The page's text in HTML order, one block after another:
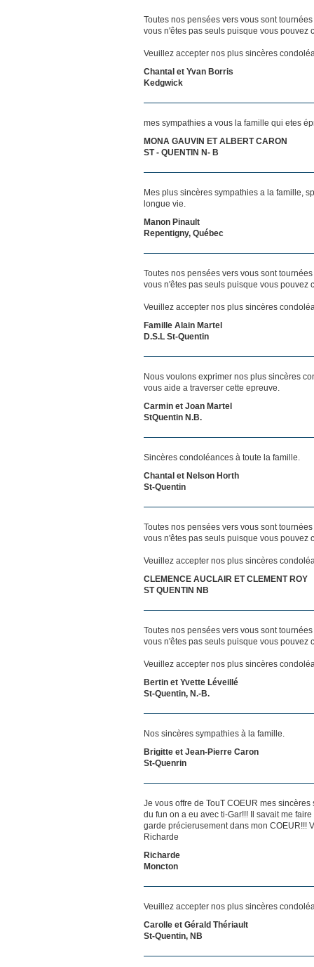
Toutes nos pensées vers vous sont
vous n'êtes pas seuls puisque vous pouvez
Veuillez accepter nos plus sincères
Chantal et Yvan Borris
Kedgwick
mes sympathies a vous la famille qui etes
MONA GAUVIN ET ALBERT CARON
ST - QUENTIN N- B
Mes plus sincères sympathies a la famille,
longue vie.
Manon Pinault
Repentigny, Québec
Toutes nos pensées vers vous sont
vous n'êtes pas seuls puisque vous pouvez
Veuillez accepter nos plus sincères
Famille Alain Martel
D.S.L St-Quentin
Nous voulons exprimer nos plus sincères
vous aide a traverser cette epreuve.
Carmin et Joan Martel
StQuentin N.B.
Sincères condoléances à toute la famille.
Chantal et Nelson Horth
St-Quentin
Toutes nos pensées vers vous sont
vous n'êtes pas seuls puisque vous pouvez
Veuillez accepter nos plus sincères
CLEMENCE AUCLAIR ET CLEMENT ROY
ST QUENTIN NB
Toutes nos pensées vers vous sont
vous n'êtes pas seuls puisque vous pouvez
Veuillez accepter nos plus sincères
Bertin et Yvette Léveillé
St-Quentin, N.-B.
Nos sincères sympathies à la famille.
Brigitte et Jean-Pierre Caron
St-Quenrin
Je vous offre de TouT COEUR mes
du fun on a eu avec ti-Gar!!! Il savait me
garde précierusement dans mon COEUR!!!
Richarde
Richarde
Moncton
Veuillez accepter nos plus sincères
Carolle et Gérald Thériault
St-Quentin, NB